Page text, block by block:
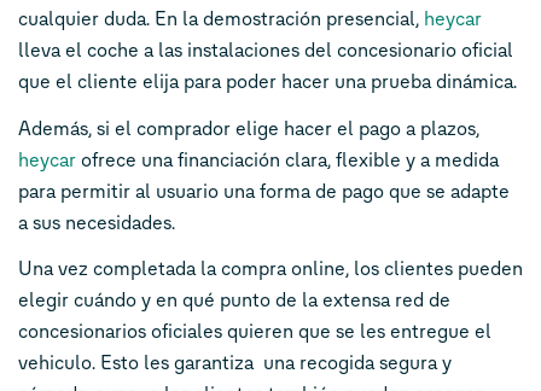
cualquier duda. En la demostración presencial, heycar
lleva el coche a las instalaciones del concesionario oficial
que el cliente elija para poder hacer una prueba dinámica.
Además, si el comprador elige hacer el pago a plazos,
heycar ofrece una financiación clara, flexible y a medida
para permitir al usuario una forma de pago que se adapte
a sus necesidades.
Una vez completada la compra online, los clientes pueden
elegir cuándo y en qué punto de la extensa red de
concesionarios oficiales quieren que se les entregue el
vehiculo. Esto les garantiza una recogida segura y